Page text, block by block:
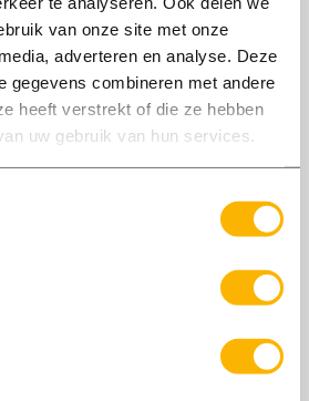
van onze site met onze
adverteren en analyse. Deze
gegevens combineren met andere
heeft verstrekt of die ze hebben
uw gebruik van hun services.